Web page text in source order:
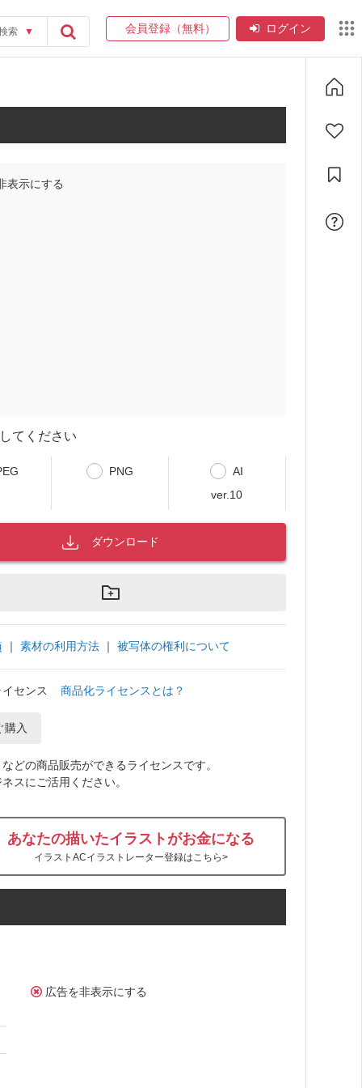
索 ▼ 会員登録（無料） ログイン
表示にする
てください
PNG
AI
ver.10
ダウンロード
｜ 素材の利用方法 ｜ 被写体の権利について
センス 商品化ライセンスとは？
購入
どの商品販売ができるライセンスです。
スにご活用ください。
あなたの描いたイラストがお金になる
イラストACイラストレーター登録はこちら>
広告を非表示にする